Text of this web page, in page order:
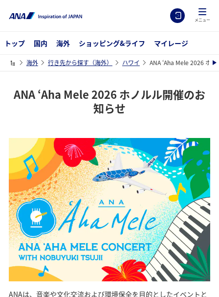
メニュー
トップ 国内 海外 ショッピング&ライフ マイレージ
海外 行き先から探す（海外） ハワイ ANA ʻAha Mele 2026 ホ
ANA ʻAha Mele 2026 ホノルル開催のお
知らせ
ANAは、音楽や文化交流および環境保全を目的としたイベントと